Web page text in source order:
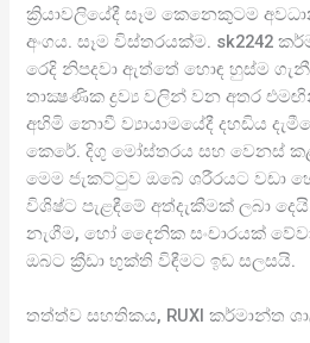
ක්‍රියාවලියේදී සෑම කෙනෙකුටම
අංගය. සෑම විස්තරයක්ම. sk2242
රෙදි නිපදවා ඇත්තේ හොඳ හුස්ම
තාක්‍ෂණික ද්‍රව්‍ය වලින් වන අතර
අහිමි නොවී ව්‍යායාමයේදී දහඩිය
කෙරේ. දිගු මෝස්තරය සහ වෙනස්
මෙම ජැකට්ටුව ඔබේ ශරීරයට වඩා
විශිෂ්ට පැළඳීමේ අත්දැකීමක් ලබා
නැගීම, හෝ දෛනික සංචාරයක් වේවා,
ඔබට ක්‍රීඩා භුක්ති විඳීමට ඉඩ සලසයි.
තත්ත්ව සහතිකය, RUXI කර්මාන්ත